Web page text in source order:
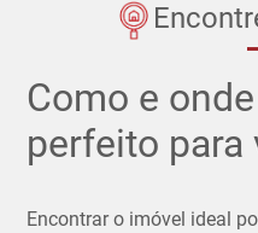
Como e
perfeito para
Encontrar o imóvel ideal